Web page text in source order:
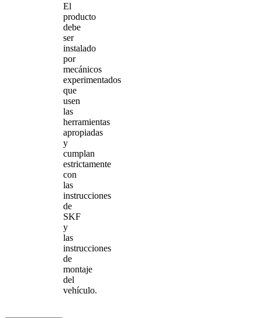
El
producto
debe
ser
instalado
por
mecánicos
experimentados
que
usen
las
herramientas
apropiadas
y
cumplan
estrictamente
con
las
instrucciones
de
SKF
y
las
instrucciones
de
montaje
del
vehículo.